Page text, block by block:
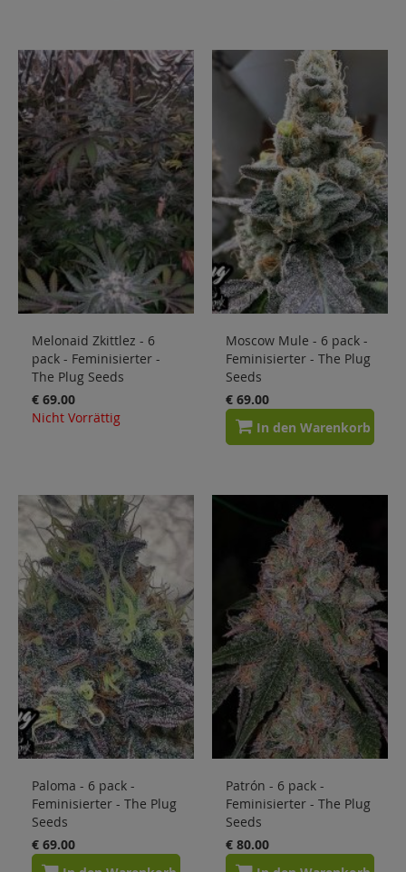
Melonaid Zkittlez - 6
pack - Feminisierter -
The Plug Seeds
€ 69.00
Nicht Vorrättig
Moscow Mule - 6 pack -
Feminisierter - The Plug
Seeds
€ 69.00
In den Warenkorb
Paloma - 6 pack -
Feminisierter - The Plug
Seeds
€ 69.00
Patrón - 6 pack -
Feminisierter - The Plug
Seeds
€ 80.00